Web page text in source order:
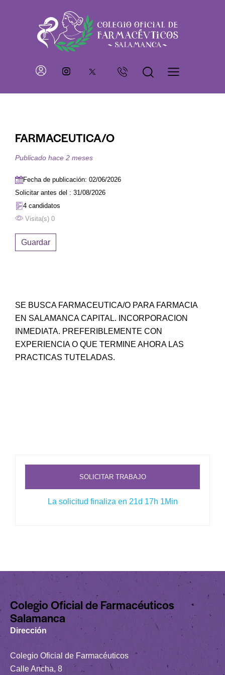
FARMACEUTICA/O
Publicado hace 2 meses
Fecha de publicación: 02/06/2026
Solicitar antes del : 31/08/2026
4 candidatos
Visita(s) 0
Guardar
SE BUSCA FARMACEUTICA/O PARA FARMACIA
EN SALAMANCA CAPITAL. INCORPORACION
INMEDIATA. PREFERIBLEMENTE CON
EXPERIENCIA O QUE TERMINE AHORA LAS
PRACTICAS TUTELADAS.
SOLICITAR TRABAJO
La solicitud finaliza en 21d 17h 1Min
Colegio Oficial de Farmacéuticos
Salamanca
Dirección
Colegio Oficial de Farmacéuticos
Calle Ancha, 8